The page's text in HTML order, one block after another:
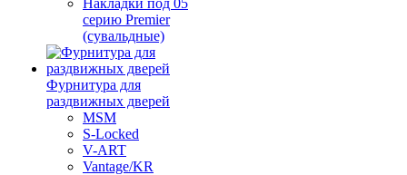
серию Premier
(сувальдные)
Фурнитура для
раздвижных дверей
MSM
S-Locked
V-ART
Vantage/KR